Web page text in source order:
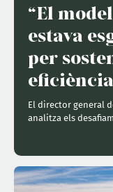
“El
estava
per
El director general
analitza els